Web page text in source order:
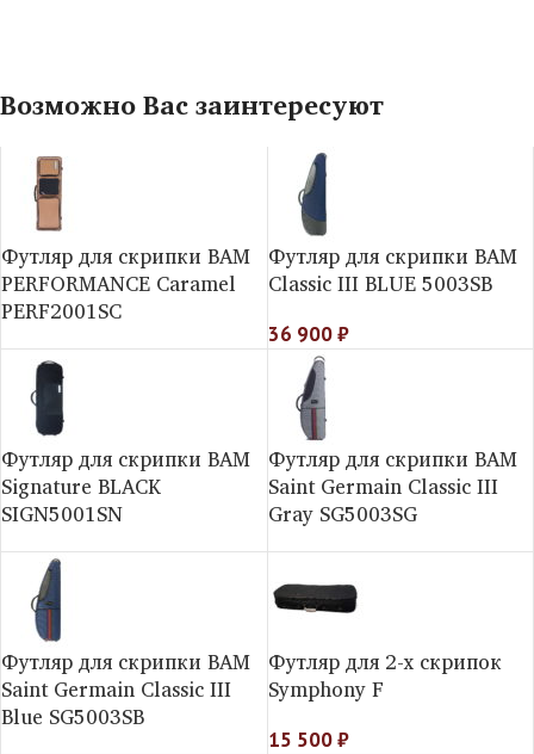
Возможно Вас заинтересуют
Футляр для скрипки BAM
PERFORMANCE Caramel
PERF2001SC
Футляр для скрипки BAM
Classic III BLUE 5003SB
36 900₽
Футляр для скрипки BAM
Signature BLACK
SIGN5001SN
Футляр для скрипки BAM
Saint Germain Classic III
Gray SG5003SG
Футляр для скрипки BAM
Saint Germain Classic III
Blue SG5003SB
Футляр для 2-х скрипок
Symphony F
15 500₽